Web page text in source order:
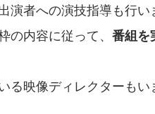
演者への演技指導も行い
内容に従って、 番組を
映像ディレクターもい